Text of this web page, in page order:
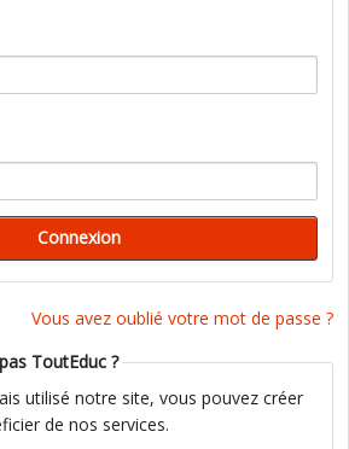
Vous avez oublié votre mot de passe ?
ToutEduc ?
utilisé notre site, vous pouvez créer
de nos services.